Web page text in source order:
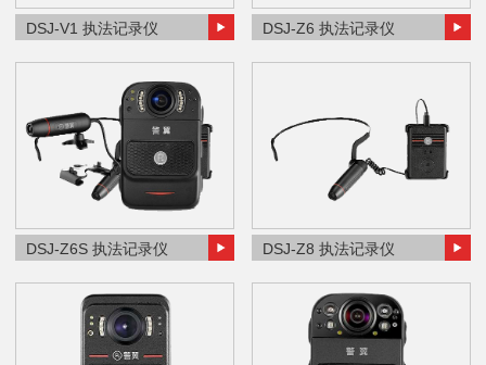
DSJ-V1 执法记录仪 DSJ-Z6 执法记录仪
DSJ-Z6S 执法记录仪 DSJ-Z8 执法记录仪